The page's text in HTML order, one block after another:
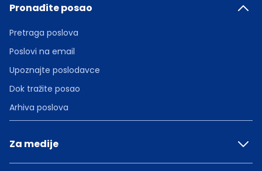
Pronađite posao
Pretraga poslova
Poslovi na email
Upoznajte poslodavce
Dok tražite posao
Arhiva poslova
Za medije